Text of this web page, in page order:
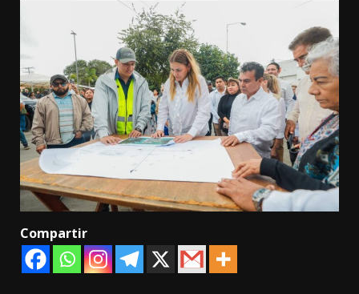
Compartir